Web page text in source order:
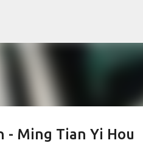
- Ming Tian Yi Hou